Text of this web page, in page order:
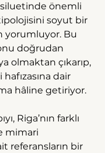
önemli
soyut bir
yorumluyor. Bu
doğrudan
olmaktan çıkarıp,
hafızasına dair
hâline getiriyor.
Riga’nın farklı
mimari
referansların bir